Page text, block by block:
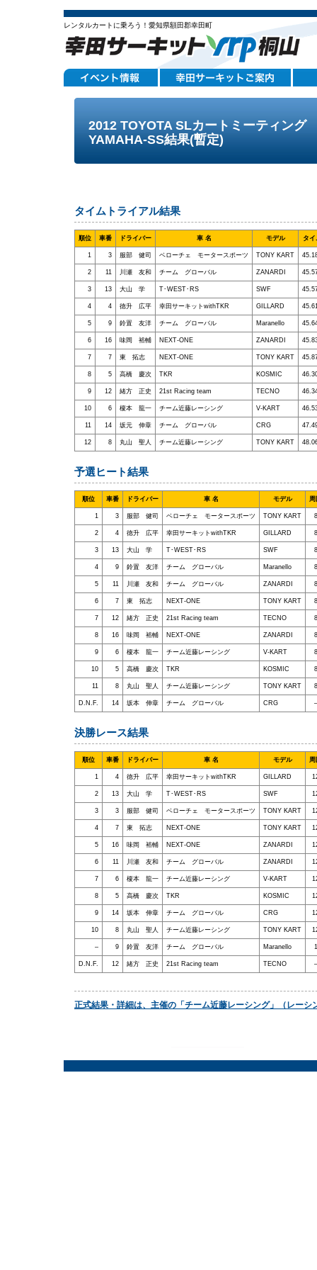
レンタルカートに乗ろう！愛知県額田郡幸田町
2012 TOYOTA SLカートミーティン
YAMAHA-SS結果(暫定)
タイムトライアル結果
順位 車番 ドライバー 車 名 モデル タイ
1 3 服部 健司 ベローチェ モータースポーツ TONY KART
2 11 川瀬 友和 チーム グローバル ZANARDI
3 13 大山 学 T･WEST･RS SWF
4 4 徳升 広平 幸田サーキットwithTKR GILLARD
5 9 鈴置 友洋 チーム グローバル Maranello
6 16 味岡 裕輔 NEXT-ONE ZANARDI
7 7 東 拓志 NEXT-ONE TONY KART
8 5 高橋 慶次 TKR KOSMIC
9 12 緒方 正史 21st Racing team TECNO
10 6 榎本 龍一 チーム近藤レーシング V-KART
11 14 坂元 伸章 チーム グローバル CRG
12 8 丸山 聖人 チーム近藤レーシング TONY KART
予選ヒート結果
順位 車番 ドライバー 車 名 モデル 周
1 3 服部 健司 ベローチェ モータースポーツ TONY KART 8
2 4 徳升 広平 幸田サーキットwithTKR GILLARD 8
3 13 大山 学 T･WEST･RS SWF 8
4 9 鈴置 友洋 チーム グローバル Maranello 8
5 11 川瀬 友和 チーム グローバル ZANARDI 8
6 7 東 拓志 NEXT-ONE TONY KART 8
7 12 緒方 正史 21st Racing team TECNO 8
8 16 味岡 裕輔 NEXT-ONE ZANARDI 8
9 6 榎本 龍一 チーム近藤レーシング V-KART 8
10 5 高橋 慶次 TKR KOSMIC 8
11 8 丸山 聖人 チーム近藤レーシング TONY KART 8
D.N.F. 14 坂本 伸章 チーム グローバル CRG –
決勝レース結果
順位 車番 ドライバー 車 名 モデル 周
1 4 徳升 広平 幸田サーキットwithTKR GILLARD
2 13 大山 学 T･WEST･RS SWF
3 3 服部 健司 ベローチェ モータースポーツ TONY KART
4 7 東 拓志 NEXT-ONE TONY KART
5 16 味岡 裕輔 NEXT-ONE ZANARDI
6 11 川瀬 友和 チーム グローバル ZANARDI
7 6 榎本 龍一 チーム近藤レーシング V-KART
8 5 高橋 慶次 TKR KOSMIC
9 14 坂本 伸章 チーム グローバル CRG
10 8 丸山 聖人 チーム近藤レーシング TONY KART
– 9 鈴置 友洋 チーム グローバル Maranello 1
D.N.F. 12 緒方 正史 21st Racing team TECNO –
正式結果・詳細は、主催の「チーム近藤レーシング」（レー